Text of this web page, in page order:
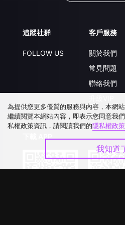
追蹤社群
FOLLOW US
客戶服務
關於我們
常見問題
聯絡我們
為提供您更多優質的服務與內容，本網
繼續閱覽本網站內容，即表示您同意我
私權政策資訊，請閱讀我們的隱私權政策
我知道